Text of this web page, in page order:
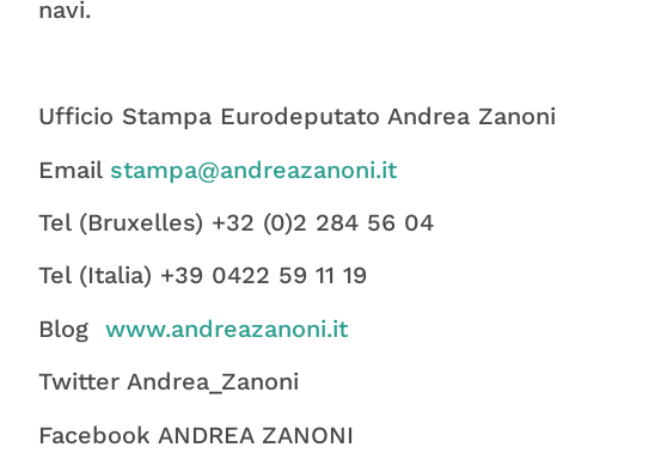
navi.
Ufficio Stampa Eurodeputato Andrea Zanoni
Email stampa@andreazanoni.it
Tel (Bruxelles) +32 (0)2 284 56 04
Tel (Italia) +39 0422 59 11 19
Blog www.andreazanoni.it
Twitter Andrea_Zanoni
Facebook ANDREA ZANONI